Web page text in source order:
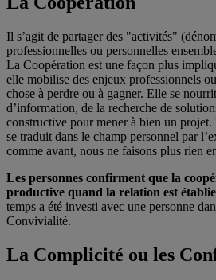
Il s’agit de partager des "activités"
professionnelles ou personnelles
La Coopération est une façon plus
elle mobilise des enjeux professionnels
chose à perdre ou à gagner. Elle se
d’information, de la recherche de
constructive pour mener à bien un projet.
se traduit dans le champ personnel par
comme avant, nous ne faisons plus rien
Les personnes confirment que la
productive quand la relation est établie
temps a été investi avec une personne
Convivialité.
La Complicité ou les